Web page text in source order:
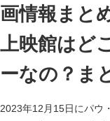
画情報まと
上映館はど
ーなの？ま
2023年12月15日にパウ